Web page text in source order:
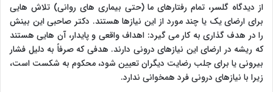
از دیدگاه گلسر، تمام رفتارهای ما (حتی بیماری های روانی) تلاش هایی
برای ارضای یک یا چند مورد از این نیازها هستند. دکتر صاحبی این بینش
را در هدف گذاری به کار می گیرد: اهداف واقعی و پایدار، آن هایی هستند
که ریشه در ارضای این نیازهای درونی دارند. هدفی که صرفاً به دلیل فشار
بیرونی یا برای جلب رضایت دیگران تعیین شود، محکوم به شکست است،
زیرا با نیازهای درونی فرد همخوانی ندارد.